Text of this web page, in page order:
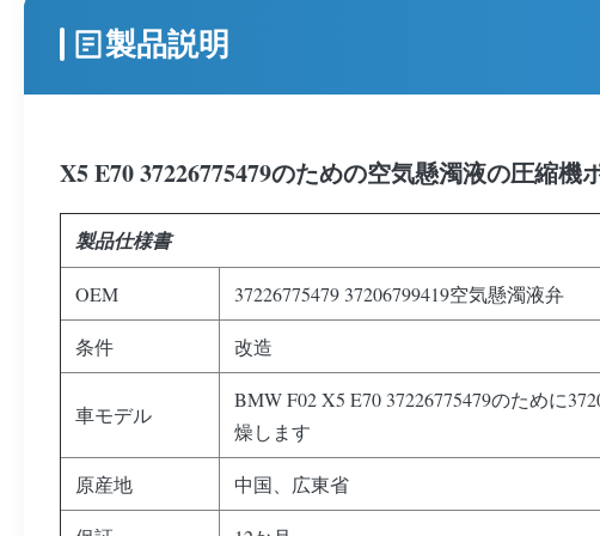
製品説明
X5 E70 37226775479のための空気懸濁液の圧縮機
製品仕様書
OEM 37226775479 37206799419空気懸濁液弁
条件 改造
車モデル
BMW F02 X5 E70 37226775479のために
燥します
原産地 中国、広東省